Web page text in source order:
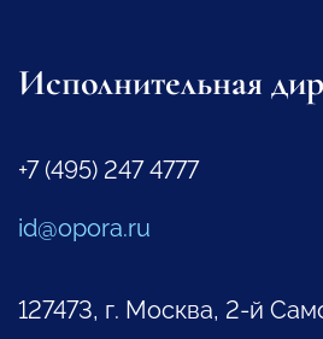
Исполнительная
+7 (495) 247 4777
id@opora.ru
127473, г. Москва, 2-й